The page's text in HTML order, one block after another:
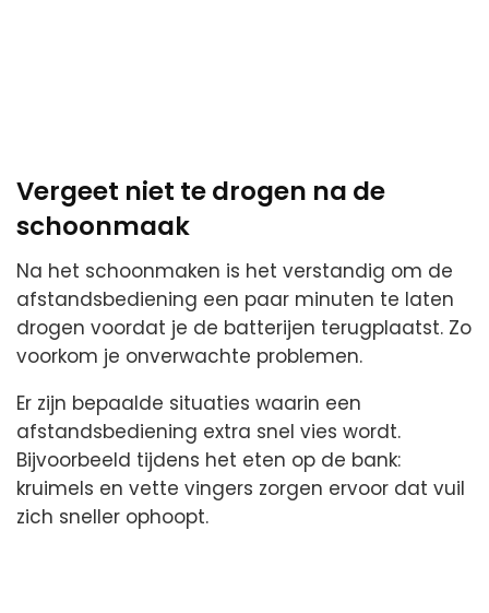
Vergeet niet te drogen na de
schoonmaak
Na het schoonmaken is het verstandig om de
afstandsbediening een paar minuten te laten
drogen voordat je de batterijen terugplaatst. Zo
voorkom je onverwachte problemen.
Er zijn bepaalde situaties waarin een
afstandsbediening extra snel vies wordt.
Bijvoorbeeld tijdens het eten op de bank:
kruimels en vette vingers zorgen ervoor dat vuil
zich sneller ophoopt.